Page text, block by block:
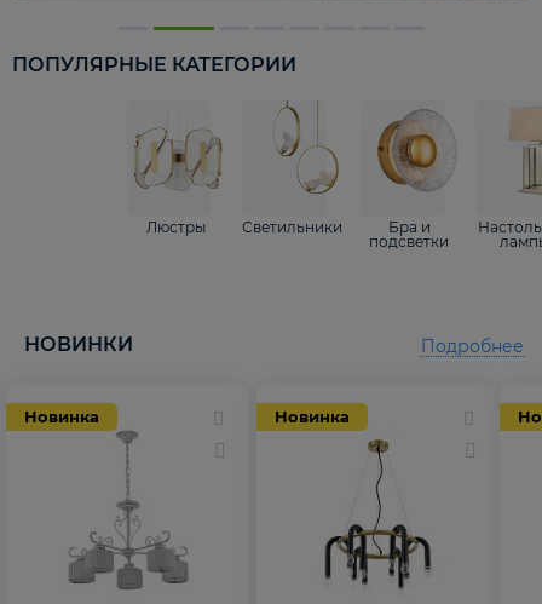
ПОПУЛЯРНЫЕ КАТЕГОРИИ
Люстры Светильники
Бра и
подсветки
НОВИНКИ
Новинка Новинка
Подробнее